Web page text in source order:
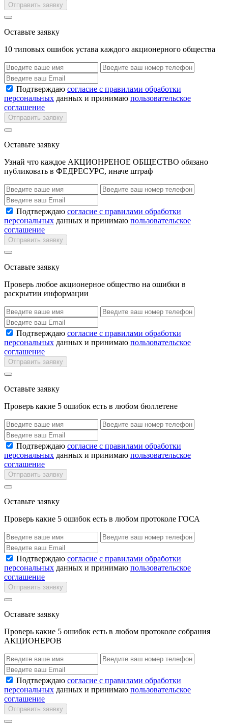
Отправить заявку
Оставьте заявку
10 типовых ошибок устава каждого акционерного общества
Подтверждаю согласие с правилами обработки
персональных данных и принимаю пользовательское
соглашение
Отправить заявку
Оставьте заявку
Узнай что каждое АКЦИОНРЕНОЕ ОБЩЕСТВО обязано
публиковать в ФЕДРЕСУРС, иначе штраф
Подтверждаю согласие с правилами обработки
персональных данных и принимаю пользовательское
соглашение
Отправить заявку
Оставьте заявку
Проверь любое акционерное общество на ошибки в
раскрытии информации
Подтверждаю согласие с правилами обработки
персональных данных и принимаю пользовательское
соглашение
Отправить заявку
Оставьте заявку
Проверь какие 5 ошибок есть в любом бюллетене
Подтверждаю согласие с правилами обработки
персональных данных и принимаю пользовательское
соглашение
Отправить заявку
Оставьте заявку
Проверь какие 5 ошибок есть в любом протоколе ГОСА
Подтверждаю согласие с правилами обработки
персональных данных и принимаю пользовательское
соглашение
Отправить заявку
Оставьте заявку
Проверь какие 5 ошибок есть в любом протоколе собрания
АКЦИОНЕРОВ
Подтверждаю согласие с правилами обработки
персональных данных и принимаю пользовательское
соглашение
Отправить заявку